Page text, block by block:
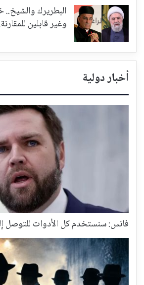
البطريرك والشيخ..
وغير قابلين
أخبار دولية
فانس: سنستخدم كل الأدوات للتوصل